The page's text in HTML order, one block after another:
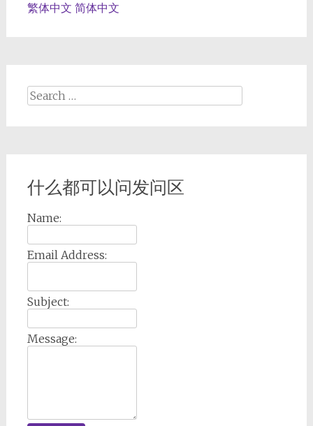
繁体中文 简体中文
Search
for:
什么都可以问发问区
Name:
Email Address:
Subject:
Message: